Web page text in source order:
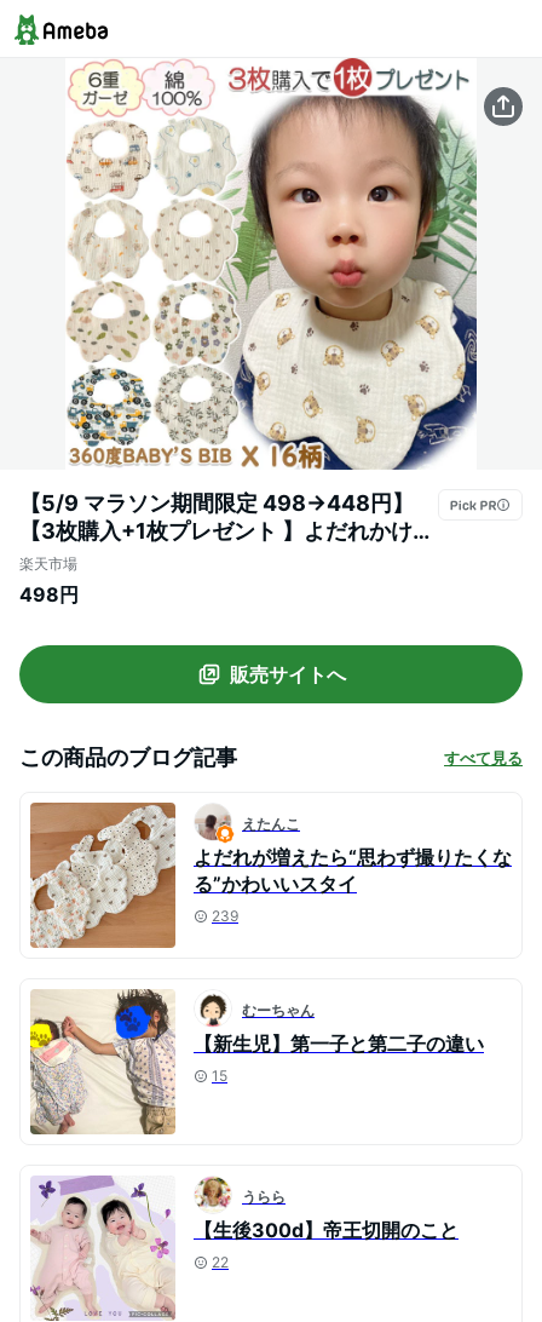
【5/9 マラソン期間限定 498→448円】
【3枚購入+1枚プレゼント 】よだれかけ
スタイ 360 赤ちゃん 前かけ 綿100% 6重
ガーゼ 男の子 女の子 新生児 ビブ ベビー
ゃれ 花形 よだれカバー お食事エプロン 入
園準備 入園グッズ 可愛い
楽天市場
498円
販売サイトへ
この商品のブログ記事 すべて見る
えたんこ
よだれが増えたら“思わず撮りたくな
る”かわいいスタイ
239
むーちゃん
【新生児】第一子と第二子の違い
15
うらら
【生後300d】帝王切開のこと
22